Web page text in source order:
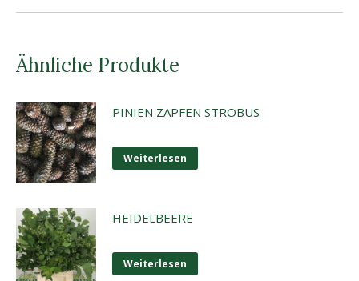
Ähnliche Produkte
PINIEN ZAPFEN STROBUS
Weiterlesen
HEIDELBEERE
Weiterlesen